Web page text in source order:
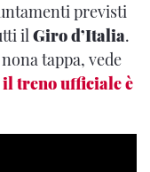
previsti
ilGiro d’Italia.
tappa, vede
il treno ufficiale è